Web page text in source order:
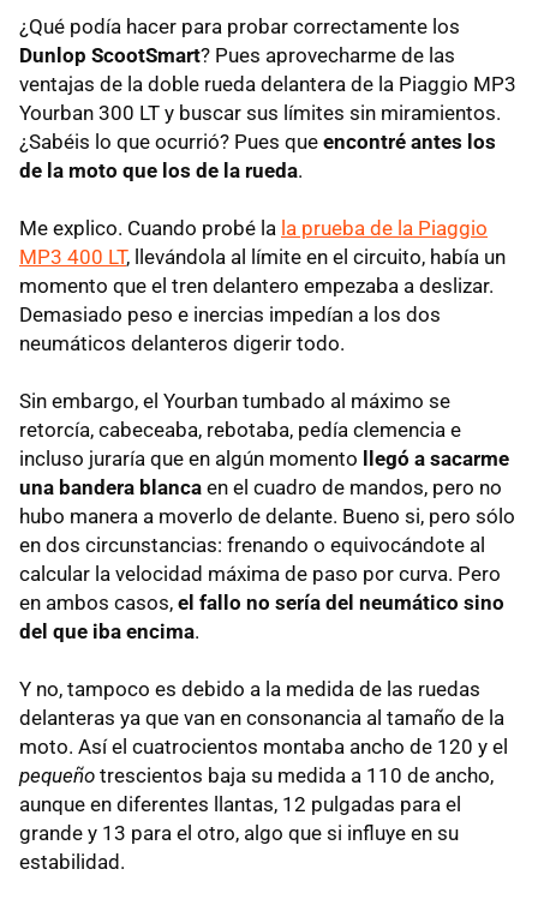
¿Qué podía hacer para probar correctamente los
Dunlop ScootSmart? Pues aprovecharme de las
ventajas de la doble rueda delantera de la Piaggio MP3
Yourban 300 LT y buscar sus límites sin miramientos.
¿Sabéis lo que ocurrió? Pues que encontré antes los
de la moto que los de la rueda.
Me explico. Cuando probé la la prueba de la Piaggio
MP3 400 LT, llevándola al límite en el circuito, había un
momento que el tren delantero empezaba a deslizar.
Demasiado peso e inercias impedían a los dos
neumáticos delanteros digerir todo.
Sin embargo, el Yourban tumbado al máximo se
retorcía, cabeceaba, rebotaba, pedía clemencia e
incluso juraría que en algún momento llegó a sacarme
una bandera blanca en el cuadro de mandos, pero no
hubo manera a moverlo de delante. Bueno si, pero sólo
en dos circunstancias: frenando o equivocándote al
calcular la velocidad máxima de paso por curva. Pero
en ambos casos, el fallo no sería del neumático sino
del que iba encima.
Y no, tampoco es debido a la medida de las ruedas
delanteras ya que van en consonancia al tamaño de la
moto. Así el cuatrocientos montaba ancho de 120 y el
pequeño trescientos baja su medida a 110 de ancho,
aunque en diferentes llantas, 12 pulgadas para el
grande y 13 para el otro, algo que si influye en su
estabilidad.